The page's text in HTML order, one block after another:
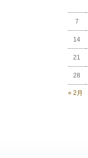
« 2月
7
14
21
28